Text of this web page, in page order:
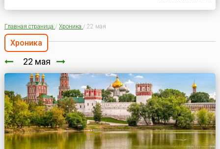
Главная страница / Хроника / 22 мая
Хроника
22 мая